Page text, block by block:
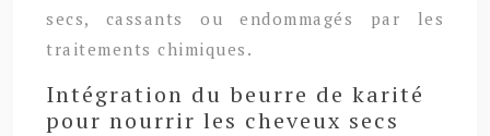
secs, cassants ou endommagés par les
traitements chimiques.
Intégration du beurre de karité
pour nourrir les cheveux secs